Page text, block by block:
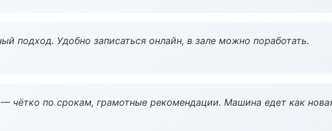
подход. Удобно записаться онлайн, в зале можно поработать.
чётко по срокам, грамотные рекомендации. Машина едет как